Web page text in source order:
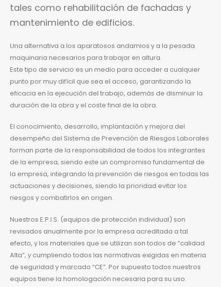
tales como rehabilitación de fachadas y
mantenimiento de edificios.
Una alternativa a los aparatosos andamios y a la pesada
maquinaria necesarios para trabajar en altura.
Este tipo de servicio es un medio para acceder a cualquier
punto por muy difícil que sea el acceso, garantizando la
eficacia en la ejecución del trabajo, además de disminuir la
duración de la obra y el coste final de la obra.
El conocimiento, desarrollo, implantación y mejora del
desempeño del Sistema de Prevención de Riesgos Laborales
forman parte de la responsabilidad de todos los integrantes
de la empresa, siendo este un compromiso fundamental de
la empresa, integrando la prevención de riesgos en todas las
actuaciones y decisiones, siendo la prioridad evitar los
riesgos y combatirlos en origen.
Nuestros E.P.I.S. (equipos de protección individual) son
revisados anualmente por la empresa acreditada a tal
efecto, y los materiales que se utilizan son todos de “calidad
Alta”, y cumpliendo todos las normativas exigidas en materia
de seguridad y marcado “CE”. Por supuesto todos nuestros
equipos tiene la homologación necesaria para su uso.